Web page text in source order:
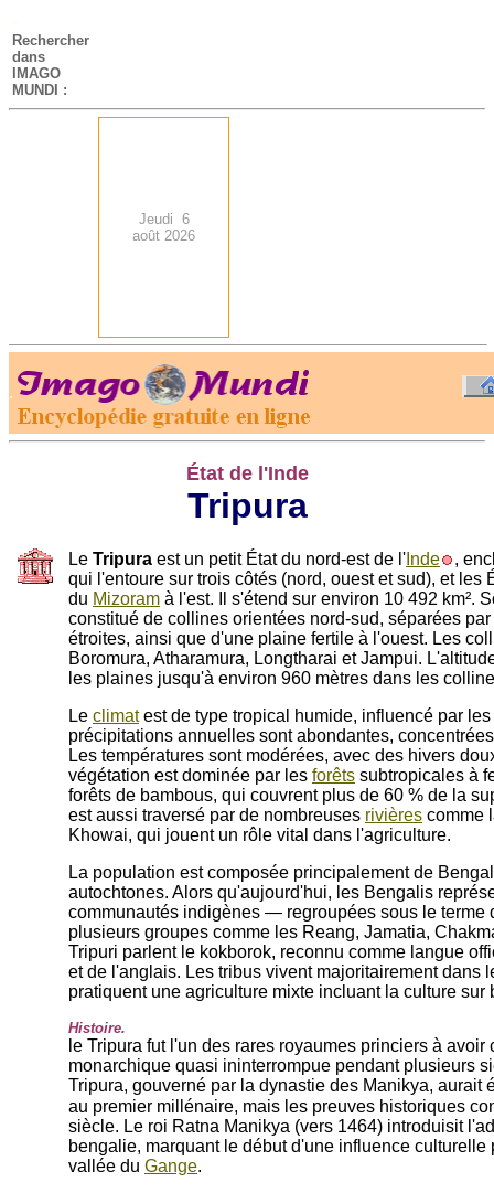
-
Rechercher
dans
IMAGO
MUNDI :
Jeudi 6
août 2026
.
État de l'Inde
Tripura
Le Tripura est un petit État du nord-est de l' Inde
,
qui l'entoure sur trois côtés (nord, ouest et sud), et les
du Mizoram à l'est. Il s'étend sur environ 10 492 km².
constitué de collines orientées nord-sud, séparées
étroites, ainsi que d'une plaine fertile à l'ouest. Les
Boromura, Atharamura, Longtharai et Jampui.
les plaines jusqu'à environ 960 mètres dans les
Le climatest de type tropical humide, influencé par les
précipitations annuelles sont abondantes,
Les températures sont modérées, avec des hivers
végétation est dominée par les forêts subtropicales à
forêts de bambous, qui couvrent plus de 60 % de la
est aussi traversé par de nombreuses rivières comme
Khowai, qui jouent un rôle vital dans l'agriculture.
La population est composée principalement de
autochtones. Alors qu'aujourd'hui, les Bengalis
communautés indigènes — regroupées sous le
plusieurs groupes comme les Reang, Jamatia,
Tripuri parlent le kokborok, reconnu comme langue
et de l'anglais. Les tribus vivent majoritairement dans
pratiquent une agriculture mixte incluant la culture sur
Histoire.
le Tripura fut l'un des rares royaumes princiers à
monarchique quasi ininterrompue pendant plusieurs
Tripura, gouverné par la dynastie des Manikya, aurait
au premier millénaire, mais les preuves historiques
siècle. Le roi Ratna Manikya (vers 1464) introduisit
bengalie, marquant le début d'une influence culturelle
vallée du Gange.